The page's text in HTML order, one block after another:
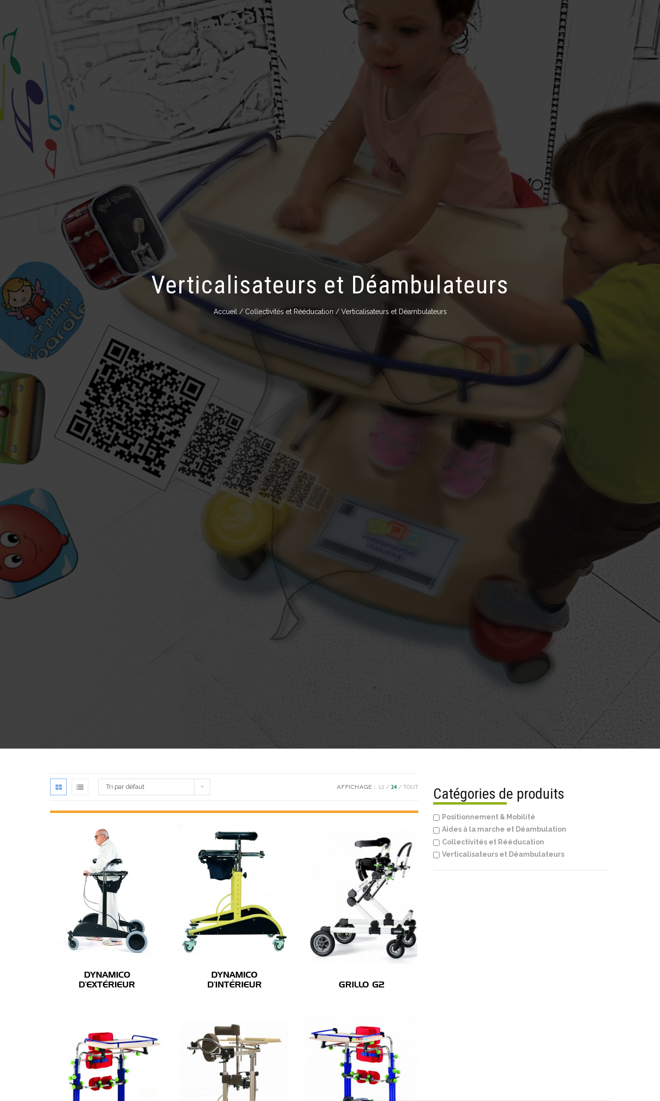
Hauteur variable
Meubles hauts à Hauteur variable
Verticalisateurs et Déambulateurs
Accueil / Collectivités et Rééducation / Verticalisateurs et Déambulateurs
Tri par défaut AFFICHAGE : 12 24 TOUT
DYNAMICO
D’EXTÉRIEUR
DYNAMICO
D’INTÉRIEUR
GRILLO G2
Catégories de produits
Positionnement & Mobilité
Aides à la marche et Déambulation
Collectivités et Rééducation
Verticalisateurs et Déambulateurs